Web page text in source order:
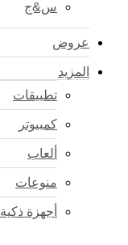
س&ج
عروض
المزيد
تطبيقات
كمبيوتر
ألعاب
منوعات
أجهزة ذكية